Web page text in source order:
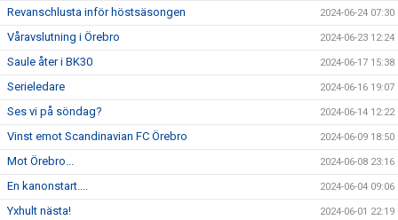
Revanschlusta inför höstsäsongen 2024-06-24 07:30
Våravslutning i Örebro 2024-06-23 12:24
Saule åter i BK30 2024-06-17 15:38
Serieledare 2024-06-16 19:07
Ses vi på söndag? 2024-06-14 12:22
Vinst emot Scandinavian FC Örebro 2024-06-09 18:50
Mot Örebro... 2024-06-08 23:16
En kanonstart.... 2024-06-04 09:06
Yxhult nästa! 2024-06-01 22:19